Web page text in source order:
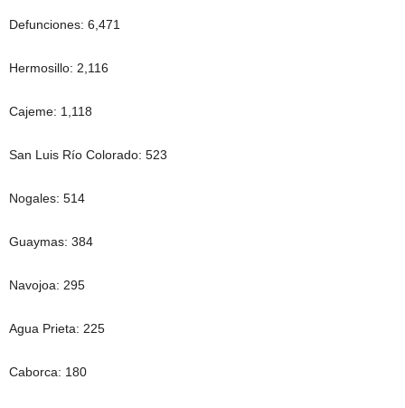
Defunciones: 6,471
Hermosillo: 2,116
Cajeme: 1,118
San Luis Río Colorado: 523
Nogales: 514
Guaymas: 384
Navojoa: 295
Agua Prieta: 225
Caborca: 180